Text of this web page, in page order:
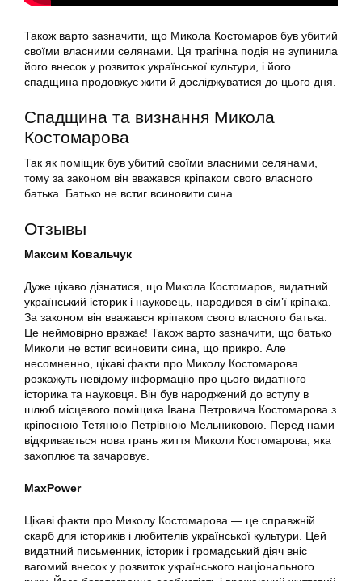
Також варто зазначити, що Микола Костомаров був убитий
своїми власними селянами. Ця трагічна подія не зупинила
його внесок у розвиток української культури, і його
спадщина продовжує жити й досліджуватися до цього дня.
Спадщина та визнання Микола
Костомарова
Так як поміщик був убитий своїми власними селянами,
тому за законом він вважався кріпаком свого власного
батька. Батько не встиг всиновити сина.
Отзывы
Максим Ковальчук
Дуже цікаво дізнатися, що Микола Костомаров, видатний
український історик і науковець, народився в сім’ї кріпака.
За законом він вважався кріпаком свого власного батька.
Це неймовірно вражає! Також варто зазначити, що батько
Миколи не встиг всиновити сина, що прикро. Але
несомненно, цікаві факти про Миколу Костомарова
розкажуть невідому інформацію про цього видатного
історика та науковця. Він був народжений до вступу в
шлюб місцевого поміщика Івана Петровича Костомарова з
кріпосною Тетяною Петрівною Мельниковою. Перед нами
відкривається нова грань життя Миколи Костомарова, яка
захоплює та зачаровує.
MaxPower
Цікаві факти про Миколу Костомарова — це справжній
скарб для істориків і любителів української культури. Цей
видатний письменник, історик і громадський діяч вніс
вагомий внесок у розвиток українського національного